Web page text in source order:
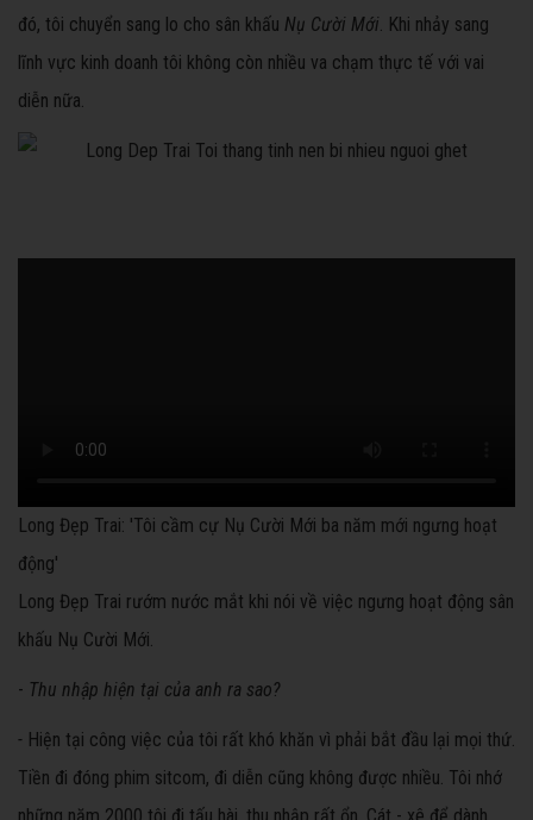
đó, tôi chuyển sang lo cho sân khấu Nụ Cười Mới. Khi nhảy sang
lĩnh vực kinh doanh tôi không còn nhiều va chạm thực tế với vai
diễn nữa.
Long Đẹp Trai: 'Tôi cầm cự Nụ Cười Mới ba năm mới ngưng hoạt
động'
Long Đẹp Trai rướm nước mắt khi nói về việc ngưng hoạt động sân
khấu Nụ Cười Mới.
- Thu nhập hiện tại của anh ra sao?
- Hiện tại công việc của tôi rất khó khăn vì phải bắt đầu lại mọi thứ.
Tiền đi đóng phim sitcom, đi diễn cũng không được nhiều. Tôi nhớ